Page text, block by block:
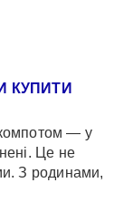
КУПИТИ
— у
Це не
З родинами,